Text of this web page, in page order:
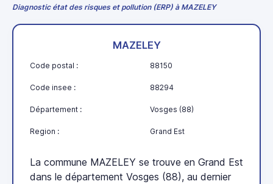
Diagnostic état des risques et pollution (ERP) à MAZELEY
MAZELEY
Code postal : 88150
Code insee : 88294
Département : Vosges (88)
Region : Grand Est
La commune MAZELEY se trouve en Grand Est
dans le département Vosges (88), au dernier